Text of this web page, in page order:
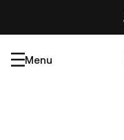
Menu